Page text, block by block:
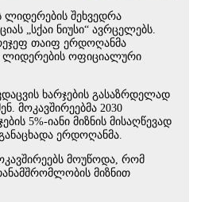
ლიდერების შეხვედრა
„სქაი ნიუსი“ ავრცელებს.
თაიფ ერდოღანმა
ლიდერების ოფიციალური
ხარჯების გასაზრდელად
მოკავშირეებმა 2030
5%-იანი მიზნის მისაღწევად
ერდოღანმა.
მოუწოდა, რომ
მიზნით